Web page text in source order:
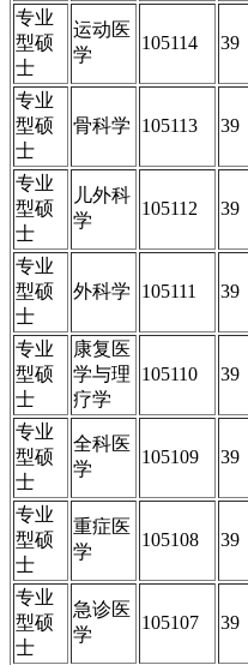
专业
型硕
士
运动医
学
105114 39
专业
型硕
士
骨科学 105113 39
专业
型硕
士
儿外科
学
105112 39
专业
型硕
士
外科学 105111 39
专业
型硕
士
康复医
学与理
疗学
105110 39
专业
型硕
士
全科医
学
105109 39
专业
型硕
士
重症医
学
105108 39
专业
型硕
士
急诊医
学
105107 39